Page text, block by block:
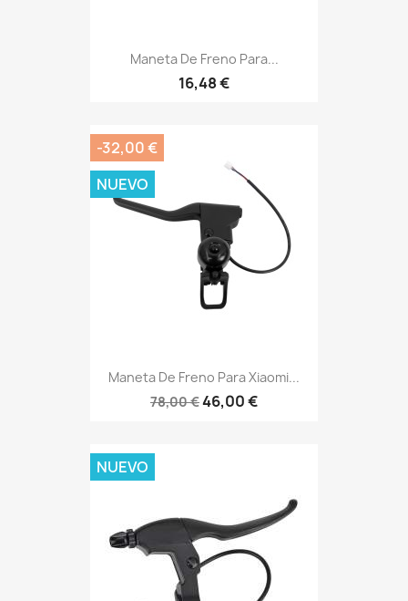
Maneta De Freno Para...
16,48 €
Maneta De Freno Para Xiaomi...
78,00 €46,00 €
-32,00 €
NUEVO
NUEVO